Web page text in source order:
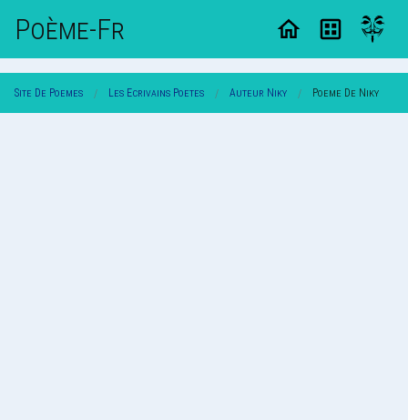
Poème-Fr
Site De Poemes Les Ecrivains Poetes Auteur Niky Poeme De Niky